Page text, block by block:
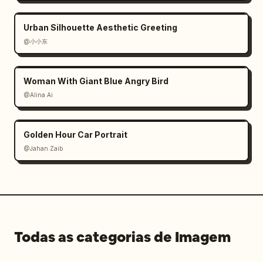
Urban Silhouette Aesthetic Greeting
@小小东
Woman With Giant Blue Angry Bird
@Alina Ai
Golden Hour Car Portrait
@Jahan Zaib
Todas as categorias de Imagem